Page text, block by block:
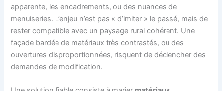
apparente, les encadrements, ou des nuances de
menuiseries. L’enjeu n’est pas « d’imiter » le passé, mais de
rester compatible avec un paysage rural cohérent. Une
façade bardée de matériaux très contrastés, ou des
ouvertures disproportionnées, risquent de déclencher des
demandes de modification.